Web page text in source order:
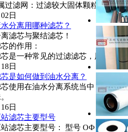
滤网：过滤较大固体颗粒(主要...
日
分离用哪种滤芯？
滤芯与聚结滤芯！
的作用：
是一种常见的过滤滤芯，用于将
日
是如何做到油水分离？
使用在油水分离系统当中，主要
日
滤芯主要型号
站滤芯主要型号： 型号 OФ IФ H